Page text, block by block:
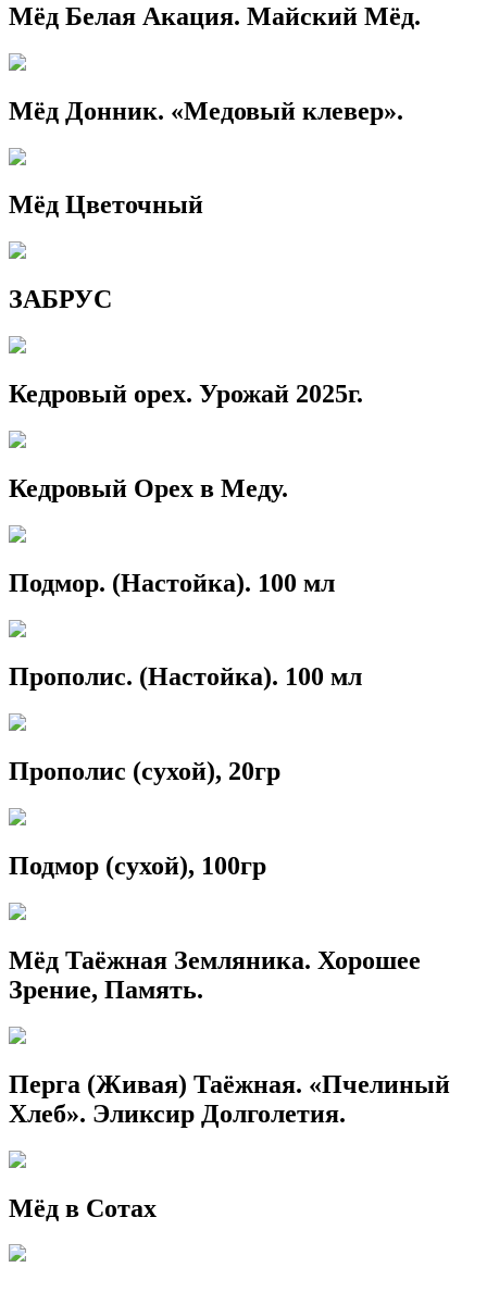
Мёд Белая Акация. Майский Мёд.
Мёд Донник. «Медовый клевер».
Мёд Цветочный
ЗАБРУС
Кедровый орех. Урожай 2025г.
Кедровый Орех в Меду.
Подмор. (Настойка). 100 мл
Прополис. (Настойка). 100 мл
Прополис (сухой), 20гр
Подмор (сухой), 100гр
Мёд Таёжная Земляника. Хорошее
Зрение, Память.
Перга (Живая) Таёжная. «Пчелиный
Хлеб». Эликсир Долголетия.
Мёд в Сотах